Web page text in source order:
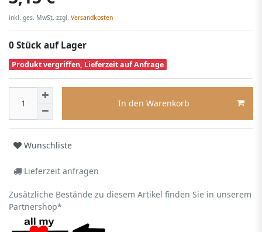
inkl. ges. MwSt. zzgl. Versandkosten
0 Stück auf Lager
Produkt vergriffen, Lieferzeit auf Anfrage
In den Warenkorb
Wunschliste
Lieferzeit anfragen
Zusätzliche Bestände zu diesem Artikel finden Sie in unserem
Partnershop*